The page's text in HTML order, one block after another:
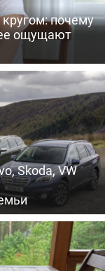
почему
ощущают
Skoda, VW